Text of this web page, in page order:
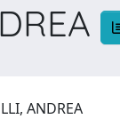
ANDREA